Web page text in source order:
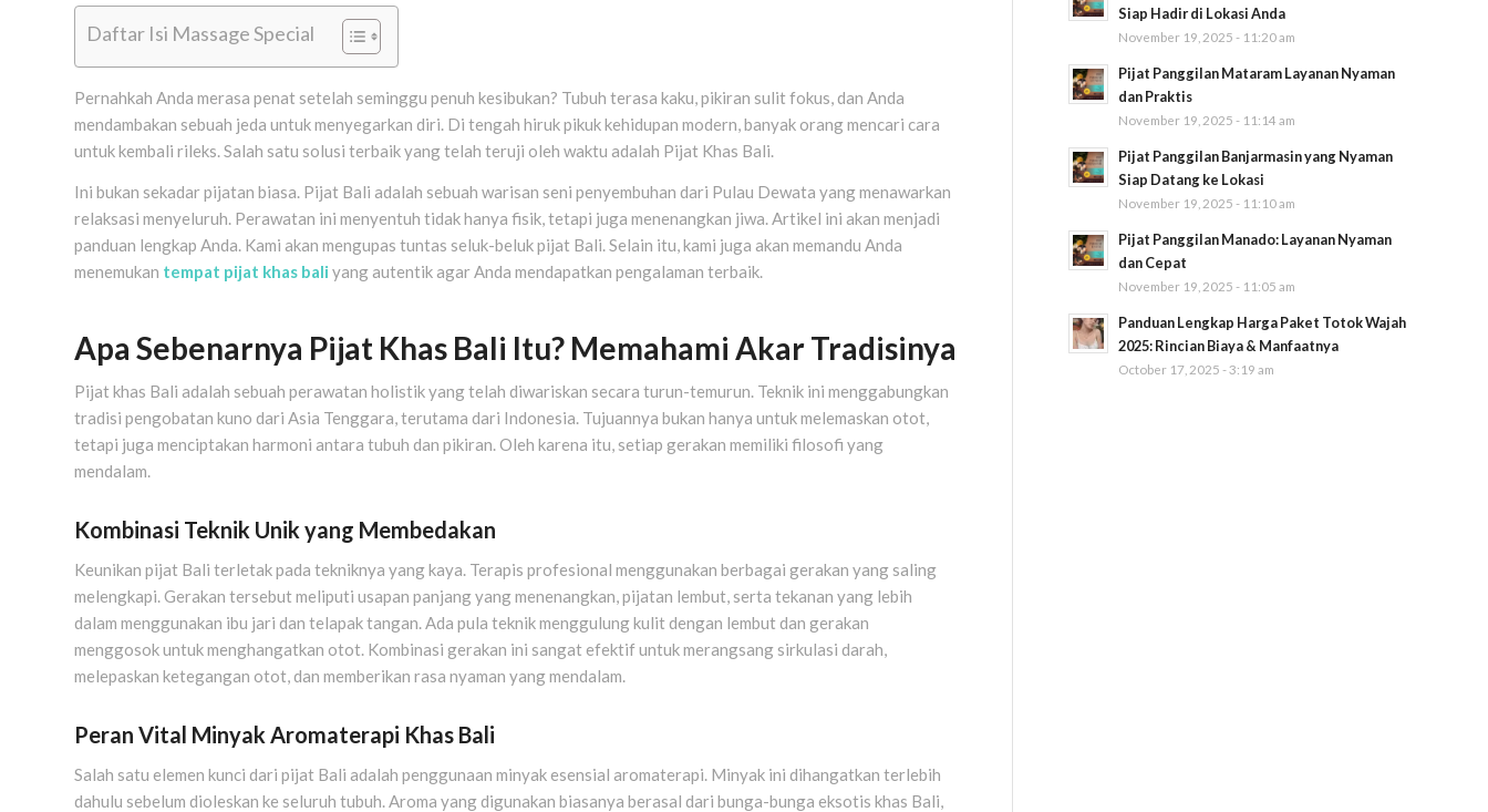
Daftar Isi Massage Special
Pernahkah Anda merasa penat setelah seminggu penuh kesibukan? Tubuh terasa kaku, pikiran sulit fokus, dan Anda
mendambakan sebuah jeda untuk menyegarkan diri. Di tengah hiruk pikuk kehidupan modern, banyak orang mencari cara
untuk kembali rileks. Salah satu solusi terbaik yang telah teruji oleh waktu adalah Pijat Khas Bali.
Ini bukan sekadar pijatan biasa. Pijat Bali adalah sebuah warisan seni penyembuhan dari Pulau Dewata yang menawarkan
relaksasi menyeluruh. Perawatan ini menyentuh tidak hanya fisik, tetapi juga menenangkan jiwa. Artikel ini akan menjadi
panduan lengkap Anda. Kami akan mengupas tuntas seluk-beluk pijat Bali. Selain itu, kami juga akan memandu Anda
menemukan tempat pijat khas bali yang autentik agar Anda mendapatkan pengalaman terbaik.
Apa Sebenarnya Pijat Khas Bali Itu? Memahami Akar Tradisinya
Pijat khas Bali adalah sebuah perawatan holistik yang telah diwariskan secara turun-temurun. Teknik ini menggabungkan
tradisi pengobatan kuno dari Asia Tenggara, terutama dari Indonesia. Tujuannya bukan hanya untuk melemaskan otot,
tetapi juga menciptakan harmoni antara tubuh dan pikiran. Oleh karena itu, setiap gerakan memiliki filosofi yang
mendalam.
Kombinasi Teknik Unik yang Membedakan
Keunikan pijat Bali terletak pada tekniknya yang kaya. Terapis profesional menggunakan berbagai gerakan yang saling
melengkapi. Gerakan tersebut meliputi usapan panjang yang menenangkan, pijatan lembut, serta tekanan yang lebih
dalam menggunakan ibu jari dan telapak tangan. Ada pula teknik menggulung kulit dengan lembut dan gerakan
menggosok untuk menghangatkan otot. Kombinasi gerakan ini sangat efektif untuk merangsang sirkulasi darah,
melepaskan ketegangan otot, dan memberikan rasa nyaman yang mendalam.
Peran Vital Minyak Aromaterapi Khas Bali
Salah satu elemen kunci dari pijat Bali adalah penggunaan minyak esensial aromaterapi. Minyak ini dihangatkan terlebih
dahulu sebelum dioleskan ke seluruh tubuh. Aroma yang digunakan biasanya berasal dari bunga-bunga eksotis khas Bali,
Siap Hadir di Lokasi Anda
November 19, 2025 - 11:20 am
Pijat Panggilan Mataram Layanan Nyaman
dan Praktis
November 19, 2025 - 11:14 am
Pijat Panggilan Banjarmasin yang Nyaman
Siap Datang ke Lokasi
November 19, 2025 - 11:10 am
Pijat Panggilan Manado: Layanan Nyaman
dan Cepat
November 19, 2025 - 11:05 am
Panduan Lengkap Harga Paket Totok Wajah
2025: Rincian Biaya & Manfaatnya
October 17, 2025 - 3:19 am